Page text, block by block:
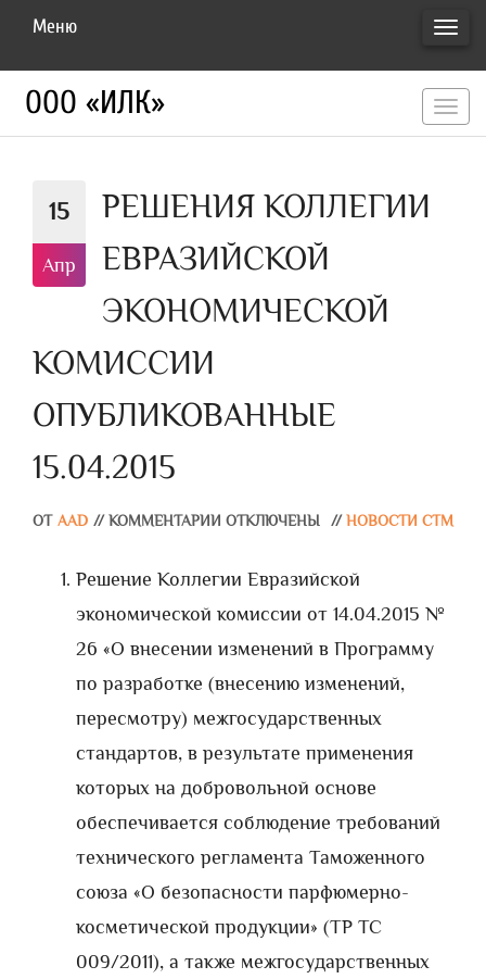
Меню
ООО «ИЛК»
15
Апр
РЕШЕНИЯ КОЛЛЕГИИ
ЕВРАЗИЙСКОЙ
ЭКОНОМИЧЕСКОЙ
КОМИССИИ
ОПУБЛИКОВАННЫЕ
15.04.2015
ОТ AAD // КОММЕНТАРИИ ОТКЛЮЧЕНЫ // НОВОСТИ СТМ
Решение Коллегии Евразийской
экономической комиссии от 14.04.2015 №
26 «О внесении изменений в Программу
по разработке (внесению изменений,
пересмотру) межгосударственных
стандартов, в результате применения
которых на добровольной основе
обеспечивается соблюдение требований
технического регламента Таможенного
союза «О безопасности парфюмерно-
косметической продукции» (ТР ТС
009/2011), а также межгосударственных